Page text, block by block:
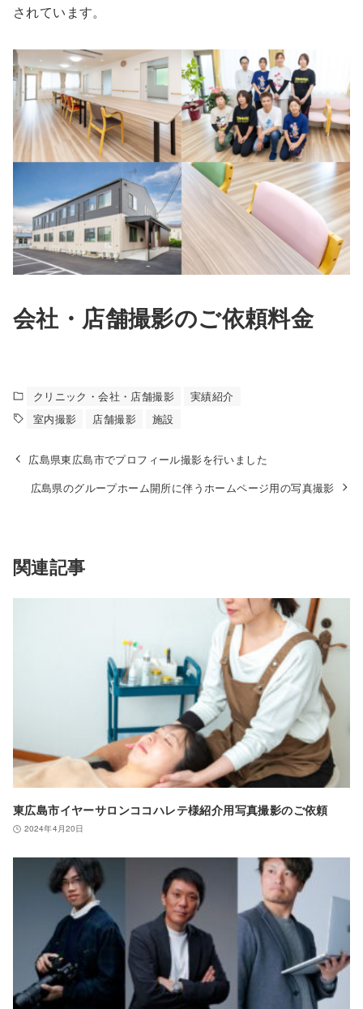
されています。
会社・店舗撮影のご依頼料金
クリニック・会社・店舗撮影
実績紹介
室内撮影
店舗撮影 施設
広島県東広島市でプロフィール撮影を行いました
広島県のグループホーム開所に伴うホームページ用の写真撮影
関連記事
東広島市イヤーサロンココハレテ様紹介用写真撮影のご依頼
2024年4月20日